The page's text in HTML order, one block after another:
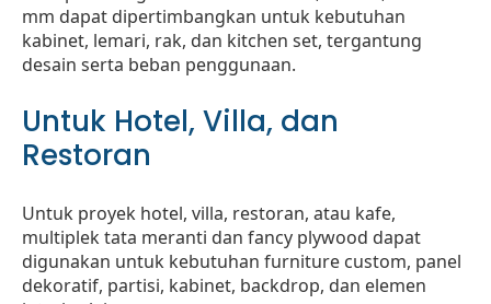
mm dapat dipertimbangkan untuk kebutuhan
kabinet, lemari, rak, dan kitchen set, tergantung
desain serta beban penggunaan.
Untuk Hotel, Villa, dan
Restoran
Untuk proyek hotel, villa, restoran, atau kafe,
multiplek tata meranti dan fancy plywood dapat
digunakan untuk kebutuhan furniture custom, panel
dekoratif, partisi, kabinet, backdrop, dan elemen